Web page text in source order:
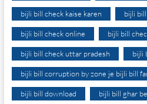
bijli bill check kaise karen bijli
bijli bill check online bijli bill
bijli bill check uttar pradesh bijli
bijli bill corruption by zone je bijli bill
bijli bill download bijli bill ghar